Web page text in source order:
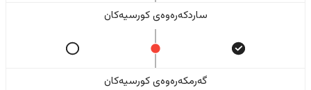
ساردکەرەوەی کورسیەکان
گەرمکەرەوەی کورسیەکان